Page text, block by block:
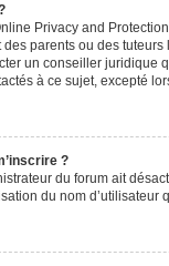
Privacy and
parents ou des
un conseiller juridique
à ce sujet, excepté
?
du forum ait
du nom